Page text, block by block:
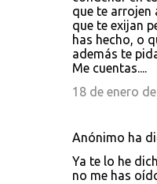
que te arrojen
que te exijan
has hecho, o
además te
Me cuentas....
18 de enero
Anónimo ha
Ya te lo he
no me has